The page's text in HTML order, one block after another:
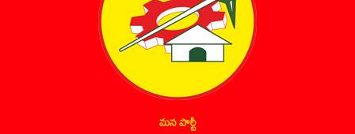
మన పార్టీ